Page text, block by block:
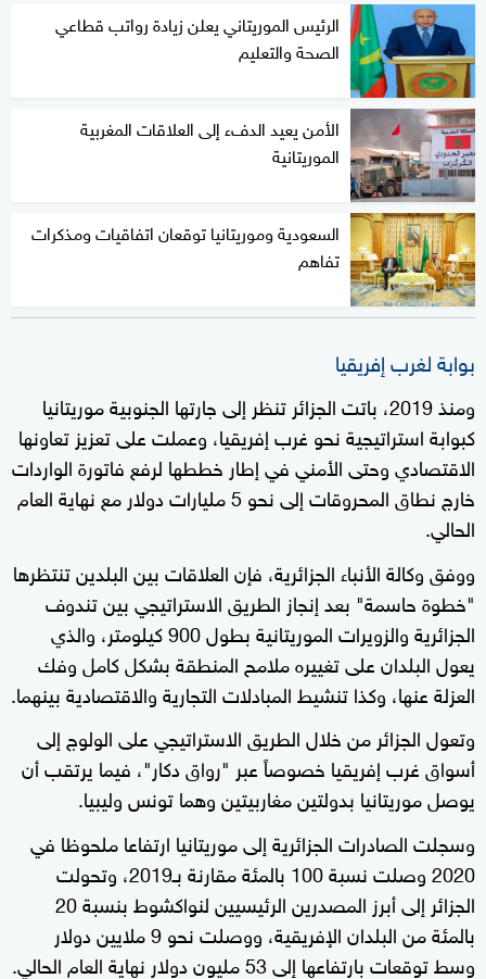
الرئيس الموريتاني يعلن زيادة رواتب قطاعي
الصحة والتعليم
الأمن يعيد الدفء إلى العلاقات المغربية
الموريتانية
السعودية وموريتانيا توقعان اتفاقيات ومذكرات
تفاهم
بوابة لغرب إفريقيا
ومنذ 2019، باتت الجزائر تنظر إلى جارتها الجنوبية موريتانيا
كبوابة استراتيجية نحو غرب إفريقيا، وعملت على تعزيز تعاونها
الاقتصادي وحتى الأمني في إطار خططها لرفع فاتورة الواردات
خارج نطاق المحروقات إلى نحو 5 مليارات دولار مع نهاية العام
الحالي.
ووفق وكالة الأنباء الجزائرية، فإن العلاقات بين البلدين تنتظرها
"خطوة حاسمة" بعد إنجاز الطريق الاستراتيجي بين تندوف
الجزائرية والزويرات الموريتانية بطول 900 كيلومتر، والذي
يعول البلدان على تغييره ملامح المنطقة بشكل كامل وفك
العزلة عنها، وكذا تنشيط المبادلات التجارية والاقتصادية بينهما.
وتعول الجزائر من خلال الطريق الاستراتيجي على الولوج إلى
أسواق غرب إفريقيا خصوصاً عبر "رواق دكار"، فيما يرتقب أن
يوصل موريتانيا بدولتين مغاربيتين وهما تونس وليبيا.
وسجلت الصادرات الجزائرية إلى موريتانيا ارتفاعا ملحوظا في
2020 وصلت نسبة 100 بالمئة مقارنة بـ2019، وتحولت
الجزائر إلى أبرز المصدرين الرئيسيين لنواكشوط بنسبة 20
بالمئة من البلدان الإفريقية، ووصلت نحو 9 ملايين دولار
وسط توقعات بارتفاعها إلى 53 مليون دولار نهاية العام الحالي.